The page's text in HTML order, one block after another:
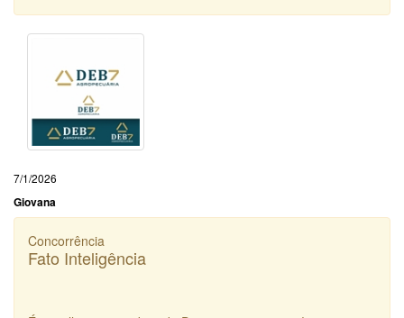
7/1/2026
Giovana
Concorrência
Fato Inteligência